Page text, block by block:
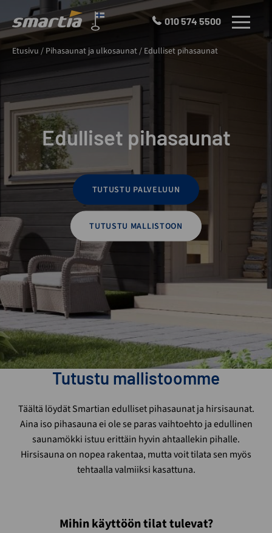
to
content
Smartia
Oy
010 574 5500 VALIKKO
Etusivu / Pihasaunat ja ulkosaunat/ Edulliset pihasaunat
Edulliset pihasaunat
TUTUSTU PALVELUUN
TUTUSTU MALLISTOON
Tutustu mallistoomme
Täältä löydät Smartian edulliset pihasaunat ja hirsisaunat.
Aina iso pihasauna ei ole se paras vaihtoehto ja edullinen
saunamökki istuu erittäin hyvin ahtaallekin pihalle.
Hirsisauna on nopea rakentaa, mutta voit tilata sen myös
tehtaalla valmiiksi kasattuna.
Mihin käyttöön tilat tulevat?